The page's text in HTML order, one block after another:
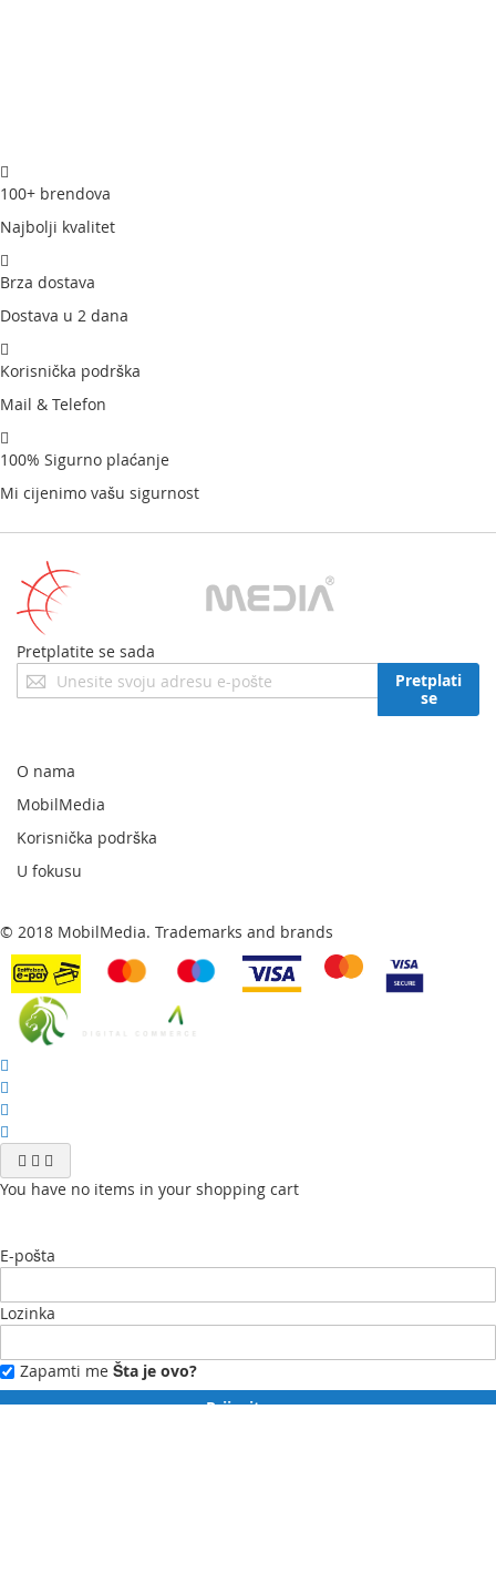
100+ brendova
Najbolji kvalitet
Brza dostava
Dostava u 2 dana
Korisnička podrška
Mail & Telefon
100% Sigurno plaćanje
Mi cijenimo vašu sigurnost
Pretplatite se sada
Prijavite
se
newsletter:
Pretplati
se
O nama
MobilMedia
Korisnička podrška
U fokusu
© 2018 MobilMedia. Trademarks and brands
You have no items in your shopping cart
E-pošta
Lozinka
Zapamti me Šta je ovo?
Prijavite se